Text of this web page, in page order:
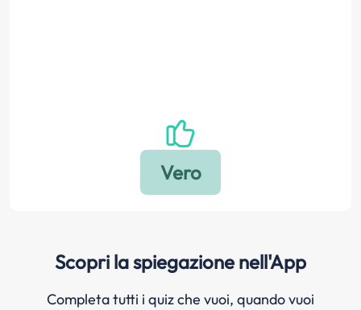
Scopri la spiegazione nell'App
Completa tutti i quiz che vuoi, quando vuoi